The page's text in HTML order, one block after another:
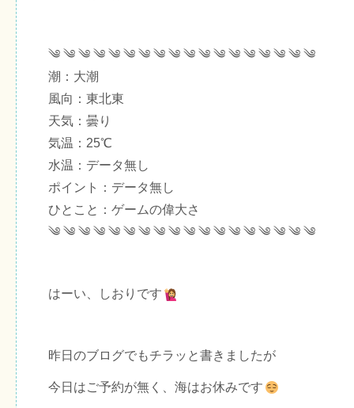
༄ ༄ ༄ ༄ ༄ ༄ ༄ ༄ ༄ ༄ ༄ ༄ ༄ ༄ ༄ ༄ ༄ ༄
潮：大潮
風向：東北東
天気：曇り
気温：25℃
水温：データ無し
ポイント：データ無し
ひとこと：ゲームの偉大さ
༄ ༄ ༄ ༄ ༄ ༄ ༄ ༄ ༄ ༄ ༄ ༄ ༄ ༄ ༄ ༄ ༄ ༄
はーい、しおりです
昨日のブログでもチラッと書きましたが
今日はご予約が無く、海はお休みです